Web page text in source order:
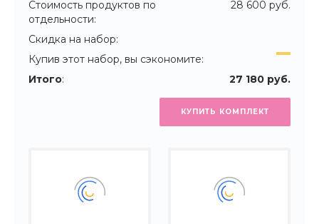
Стоимость продуктов по
отдельности:
28 600 руб.
Скидка на набор:
Купив этот набор, вы сэкономите:
Итого: 27 180 руб.
КУПИТЬ КОМПЛЕКТ